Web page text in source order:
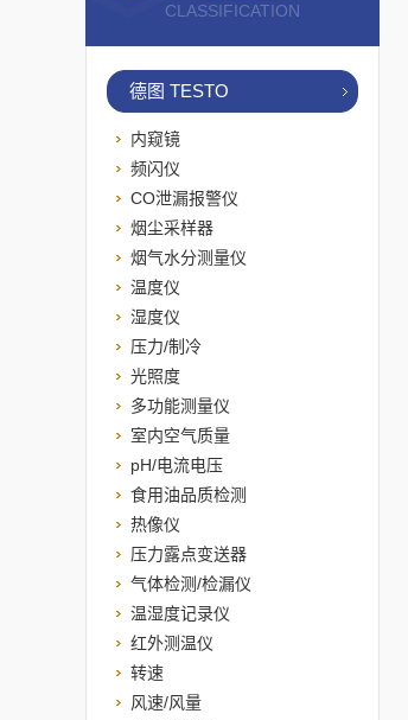
CLASSIFICATION
德图 TESTO
内窥镜
频闪仪
CO泄漏报警仪
烟尘采样器
烟气水分测量仪
温度仪
湿度仪
压力/制冷
光照度
多功能测量仪
室内空气质量
pH/电流电压
食用油品质检测
热像仪
压力露点变送器
气体检测/检漏仪
温湿度记录仪
红外测温仪
转速
风速/风量